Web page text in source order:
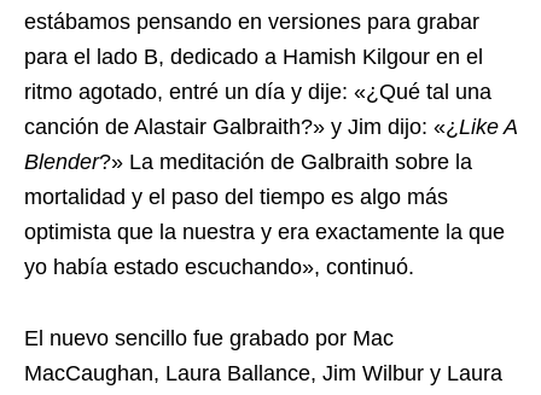
estábamos pensando en versiones para grabar
para el lado B, dedicado a Hamish Kilgour en el
ritmo agotado, entré un día y dije: «¿Qué tal una
canción de Alastair Galbraith?» y Jim dijo: «¿Like A
Blender?» La meditación de Galbraith sobre la
mortalidad y el paso del tiempo es algo más
optimista que la nuestra y era exactamente la que
yo había estado escuchando», continuó.
El nuevo sencillo fue grabado por Mac
MacCaughan, Laura Ballance, Jim Wilbur y Laura